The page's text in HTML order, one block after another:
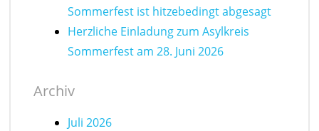
Sommerfest ist hitzebedingt abgesagt
Herzliche Einladung zum Asylkreis
Sommerfest am 28. Juni 2026
Archiv
Juli 2026